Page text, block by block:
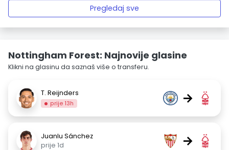
Pregledaj sve
Nottingham Forest: Najnovije glasine
Klikni na glasinu da saznaš više o transferu.
T. Reijnders
prije 13h →
Juanlu Sánchez
prije 1d
→